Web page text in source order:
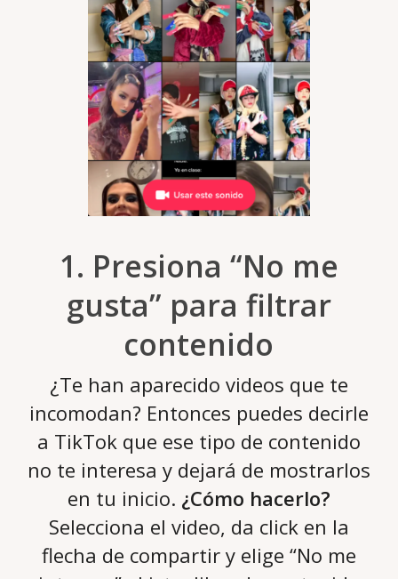
1. Presiona “No me
gusta” para filtrar
contenido
¿Te han aparecido videos que te
incomodan? Entonces puedes decirle
a TikTok que ese tipo de contenido
no te interesa y dejará de mostrarlos
en tu inicio. ¿Cómo hacerlo?
Selecciona el video, da click en la
flecha de compartir y elige “No me